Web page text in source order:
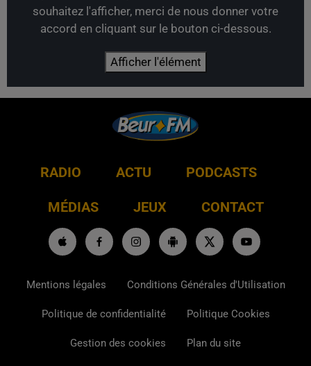
souhaitez l'afficher, merci de nous donner votre
accord en cliquant sur le bouton ci-dessous.
Afficher l'élément
RADIO ACTU PODCASTS
MÉDIAS JEUX CONTACT
Mentions légales Conditions Générales d'Utilisation
Politique de confidentialité Politique Cookies
Gestion des cookies Plan du site